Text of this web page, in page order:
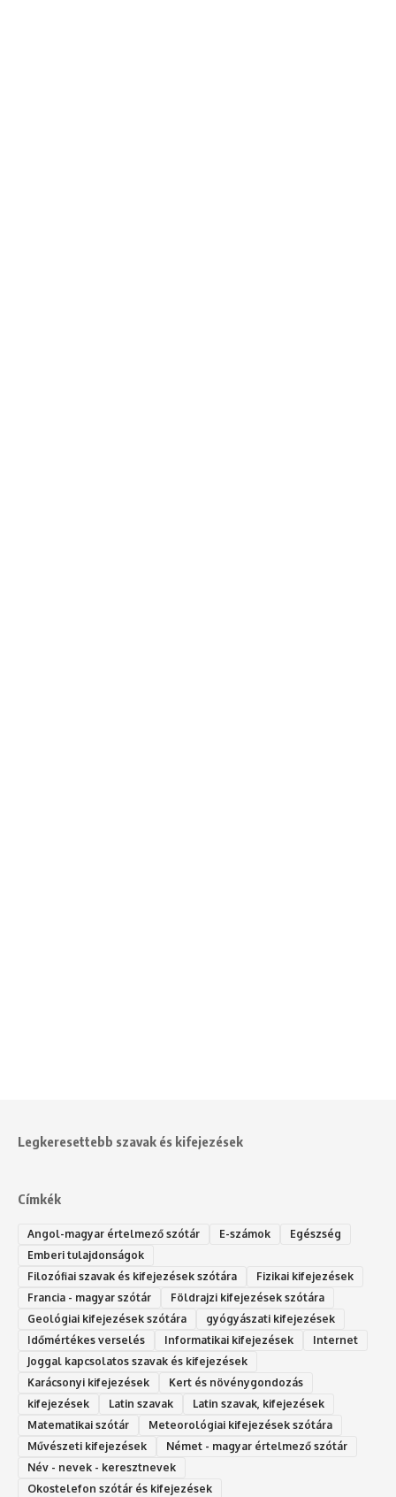
Legkeresettebb szavak és kifejezések
Címkék
Angol-magyar értelmező szótár E-számok
Egészség
Emberi tulajdonságok
Filozófiai szavak és kifejezések szótára
Fizikai kifejezések
Francia - magyar szótár
Földrajzi kifejezések szótára
Geológiai kifejezések szótára
gyógyászati kifejezések
Időmértékes verselés
Informatikai kifejezések
Internet
Joggal kapcsolatos szavak és kifejezések
Karácsonyi kifejezések
Kert és növénygondozás
kifejezések
Latin szavak
Latin szavak, kifejezések
Matematikai szótár
Meteorológiai kifejezések szótára
Művészeti kifejezések
Német - magyar értelmező szótár
Név - nevek - keresztnevek
Okostelefon szótár és kifejezések